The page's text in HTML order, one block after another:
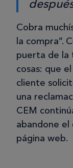
Cobra
la compra”.
puerta de la
cosas: que
cliente
una
CEM
abandone
página web.